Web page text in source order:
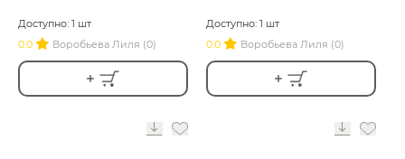
Доступно: 1 шт
0.0
Воробьева Лиля (0)
Доступно: 1 шт
0.0
Воробьева Лиля (0)